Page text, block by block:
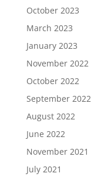
October 2023
March 2023
January 2023
November 2022
October 2022
September 2022
August 2022
June 2022
November 2021
July 2021